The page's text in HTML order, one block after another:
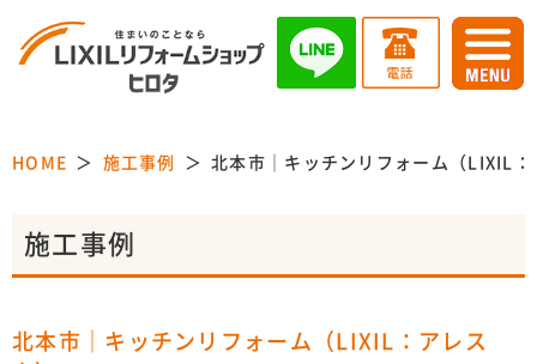
HOME 施工事例 北本市｜キッチンリフォーム（LIXIL：
施工事例
北本市｜キッチンリフォーム（LIXIL：アレス